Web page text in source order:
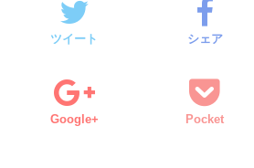
ツイート シェア
Google+ Pocket